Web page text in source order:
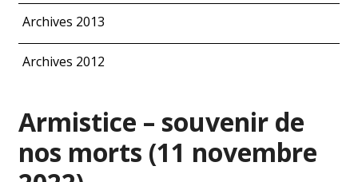
Archives 2013
Archives 2012
Armistice – souvenir de
nos morts (11 novembre